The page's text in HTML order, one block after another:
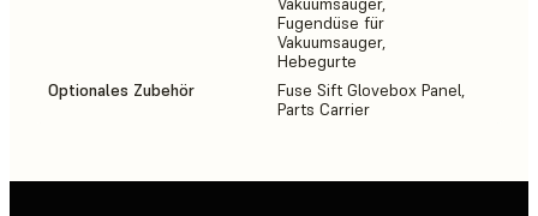
Fugendüse für
Vakuumsauger,
Hebegurte
Optionales Zubehör
Fuse Sift Glovebox Panel,
Parts Carrier